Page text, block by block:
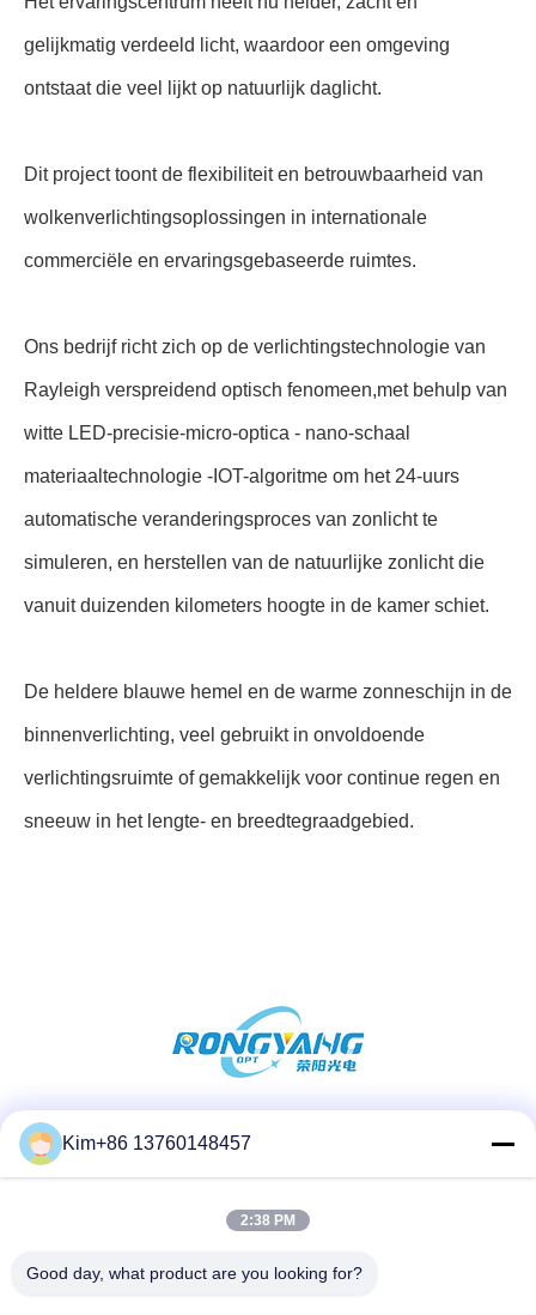
gelijkmatig verdeeld licht, waardoor een omgeving
ontstaat die veel lijkt op natuurlijk daglicht.
Dit project toont de flexibiliteit en betrouwbaarheid van
wolkenverlichtingsoplossingen in internationale
commerciële en ervaringsgebaseerde ruimtes.
Ons bedrijf richt zich op de verlichtingstechnologie van
Rayleigh verspreidend optisch fenomeen,met behulp van
witte LED-precisie-micro-optica - nano-schaal
materiaaltechnologie -IOT-algoritme om het 24-uurs
automatische veranderingsproces van zonlicht te
simuleren, en herstellen van de natuurlijke zonlicht die
vanuit duizenden kilometers hoogte in de kamer schiet.
De heldere blauwe hemel en de warme zonneschijn in de
binnenverlichting, veel gebruikt in onvoldoende
verlichtingsruimte of gemakkelijk voor continue regen en
sneeuw in het lengte- en breedtegraadgebied.
Sociale media
Kim+86 13760148457
2:38 PM
Good day, what product are you looking for?